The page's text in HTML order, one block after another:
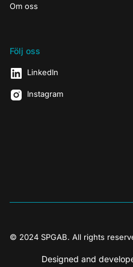
Om oss
Följ oss
LinkedIn
Instagram
© 2024 SPGAB. All rights
Designed and